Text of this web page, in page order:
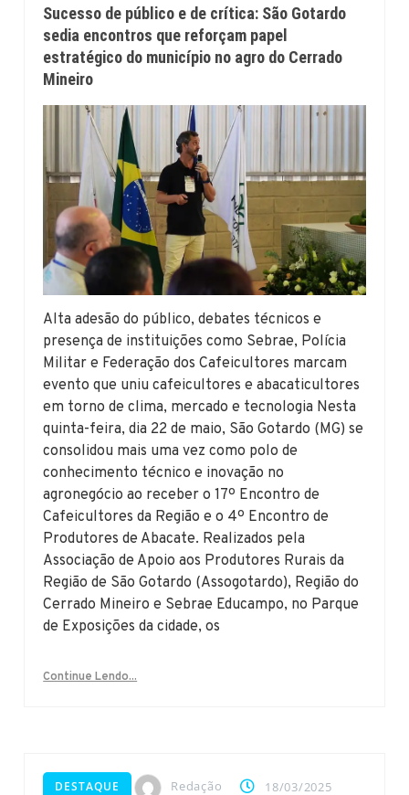
Sucesso de público e de crítica: São Gotardo
sedia encontros que reforçam papel
estratégico do município no agro do Cerrado
Mineiro
Alta adesão do público, debates técnicos e
presença de instituições como Sebrae, Polícia
Militar e Federação dos Cafeicultores marcam
evento que uniu cafeicultores e abacaticultores
em torno de clima, mercado e tecnologia Nesta
quinta-feira, dia 22 de maio, São Gotardo (MG) se
consolidou mais uma vez como polo de
conhecimento técnico e inovação no
agronegócio ao receber o 17º Encontro de
Cafeicultores da Região e o 4º Encontro de
Produtores de Abacate. Realizados pela
Associação de Apoio aos Produtores Rurais da
Região de São Gotardo (Assogotardo), Região do
Cerrado Mineiro e Sebrae Educampo, no Parque
de Exposições da cidade, os
Continue Lendo...
DESTAQUE Redação 18/03/2025